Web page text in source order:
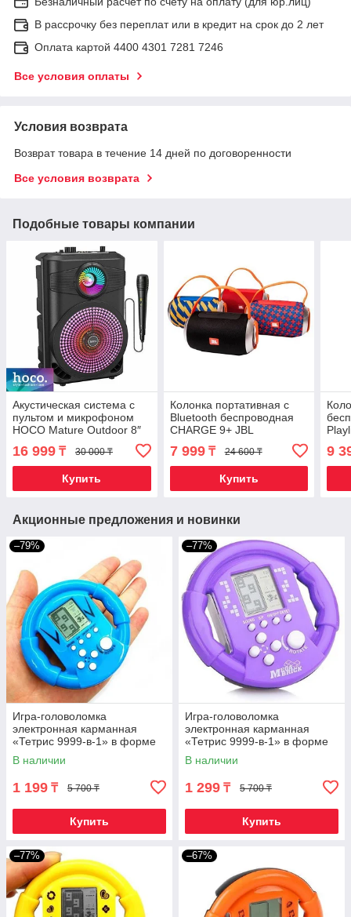
В рассрочку без переплат или в кредит на срок до 2 лет
Оплата картой 4400 4301 7281 7246
Все условия оплаты
Условия возврата
Возврат товара в течение 14 дней по договоренности
Все условия возврата
Подобные товары компании
Акустическая система с
пультом и микрофоном
HOCO Mature Outdoor 8″
{Караоке, Bluetooth, USB,
FM, AUX, SD-card}
16 999 ₸ 30 000 ₸
Купить
Колонка портативная с
Bluetooth беспроводная
CHARGE 9+ JBL
7 999₸ 24 600 ₸
Купить
9
Акционные предложения и новинки
–79%
Игра-головоломка
электронная карманная
«Тетрис 9999-в-1» в форме
гоночного руля (Синий)
В наличии
1 199 ₸ 5 700 ₸
Купить
–77%
Игра-головоломка
электронная карманная
«Тетрис 9999-в-1» в форме
гоночного руля (Фиолетовый)
В наличии
1 299 ₸ 5 700 ₸
Купить
–77% –67%